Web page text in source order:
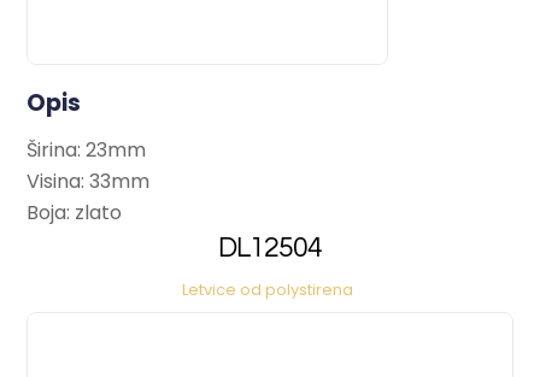
Opis
Širina: 23mm
Visina: 33mm
Boja: zlato
DL12504
Letvice od polystirena